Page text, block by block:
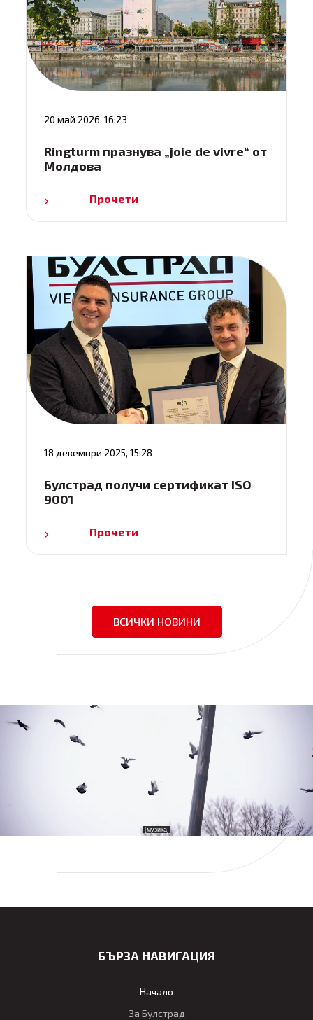
20 май 2026, 16:23
Ringturm празнува „joie de vivre“ от
Молдова
Прочети
18 декември 2025, 15:28
Булстрад получи сертификат ISO
9001
Прочети
ВСИЧКИ НОВИНИ
БЪРЗА НАВИГАЦИЯ
Начало
За Булстрад